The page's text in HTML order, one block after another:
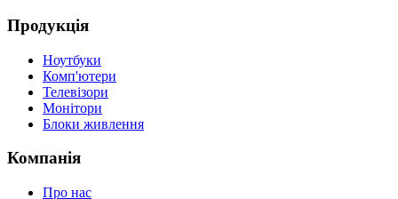
Продукція
Ноутбуки
Комп'ютери
Телевізори
Монітори
Блоки живлення
Компанія
Про нас